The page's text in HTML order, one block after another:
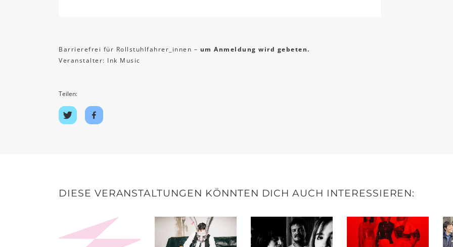
Barrierefrei für Rollstuhlfahrer_innen – um Anmeldung wird gebeten.
Veranstalter: Ink Music
Teilen:
Auf
Twitter
Auf
Facebook
DIESE VERANSTALTUNGEN KÖNNTEN DICH AUCH INTERESSIEREN: